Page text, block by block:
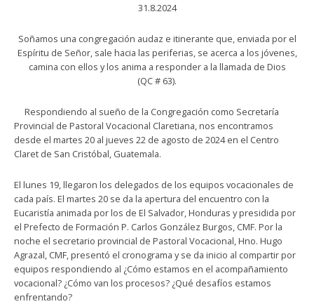
31.8.2024
Soñamos una congregación audaz e itinerante que, enviada por el
Espíritu de Señor, sale hacia las periferias, se acerca a los jóvenes,
camina con ellos y los anima a responder a la llamada de Dios
(QC # 63).
Respondiendo al sueño de la Congregación como Secretaría
Provincial de Pastoral Vocacional Claretiana, nos encontramos
desde el martes 20 al jueves 22 de agosto de 2024 en el Centro
Claret de San Cristóbal, Guatemala.
El lunes 19, llegaron los delegados de los equipos vocacionales de
cada país. El martes 20 se da la apertura del encuentro con la
Eucaristía animada por los de El Salvador, Honduras y presidida por
el Prefecto de Formación P. Carlos González Burgos, CMF. Por la
noche el secretario provincial de Pastoral Vocacional, Hno. Hugo
Agrazal, CMF, presentó el cronograma y se da inicio al compartir por
equipos respondiendo al ¿Cómo estamos en el acompañamiento
vocacional? ¿Cómo van los procesos? ¿Qué desafíos estamos
enfrentando?